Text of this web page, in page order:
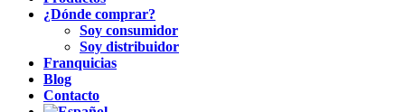
¿Dónde comprar?
Soy consumidor
Soy distribuidor
Franquicias
Blog
Contacto